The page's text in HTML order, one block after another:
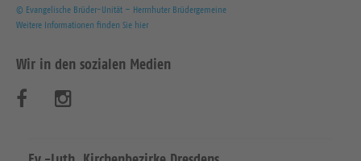
© Evangelische Brüder-Unität – Herrnhuter Brüdergemeine
Weitere Informationen finden Sie hier
Wir in den sozialen Medien